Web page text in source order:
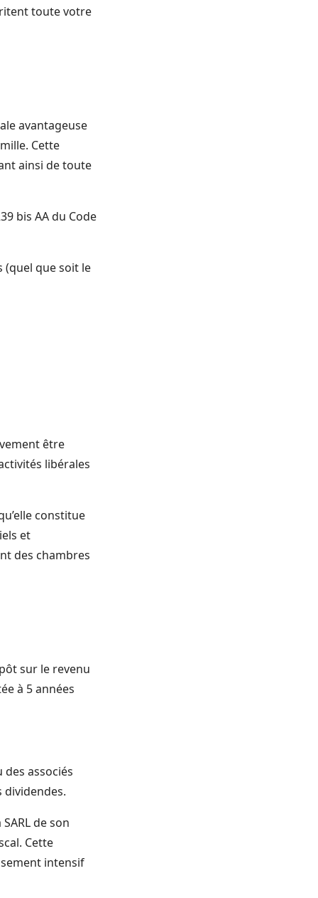
toute votre
avantageuse
Cette
ainsi de toute
bis AA du Code
(quel que soit le
être
libérales
constitue
et
des chambres
sur le revenu
à 5 années
associés
dividendes.
de son
Cette
intensif